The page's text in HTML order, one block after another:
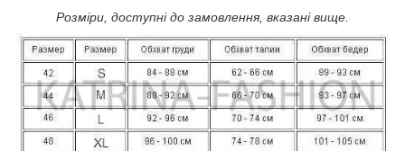
Розміри, доступні до замовлення, вказані вище.